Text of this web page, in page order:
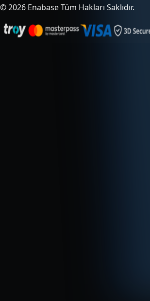
© 2026 Enabase Tüm Hakları Saklıdır.